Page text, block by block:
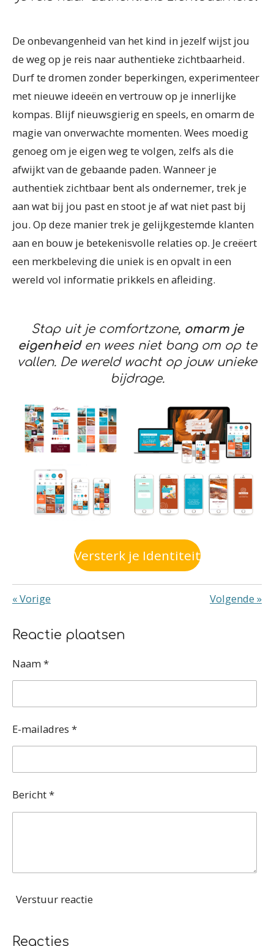
De onbevangenheid van het kind in jezelf wijst jou
de weg op je reis naar authentieke zichtbaarheid.
Durf te dromen zonder beperkingen, experimenteer
met nieuwe ideeën en vertrouw op je innerlijke
kompas. Blijf nieuwsgierig en speels, en omarm de
magie van onverwachte momenten. Wees moedig
genoeg om je eigen weg te volgen, zelfs als die
afwijkt van de gebaande paden. Wanneer je
authentiek zichtbaar bent als ondernemer, trek je
aan wat bij jou past en stoot je af wat niet past bij
jou. Op deze manier trek je gelijkgestemde klanten
aan en bouw je betekenisvolle relaties op. Je creëert
een merkbeleving die uniek is en opvalt in een
wereld vol informatie prikkels en afleiding.
Stap uit je comfortzone, omarm je
eigenheiden wees niet bang om op te
vallen. De wereld wacht op jouw unieke
bijdrage.
Versterk je Identiteit
«Vorige Volgende »
Reactie plaatsen
Naam *
E-mailadres *
Bericht *
Verstuur reactie
Reacties